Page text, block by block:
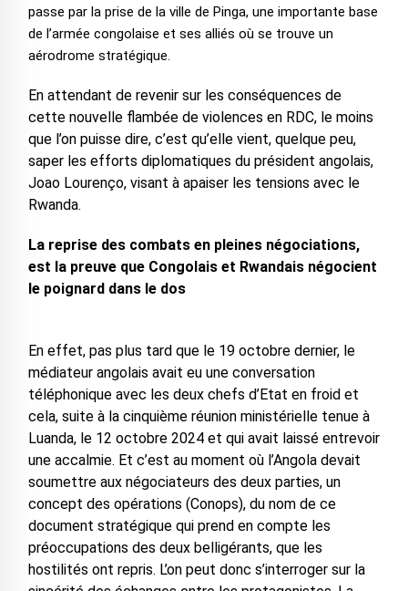
passe par la prise de la ville de Pinga, une importante base
de l’armée congolaise et ses alliés où se trouve un
aérodrome stratégique.
En attendant de revenir sur les conséquences de
cette nouvelle flambée de violences en RDC, le moins
que l’on puisse dire, c’est qu’elle vient, quelque peu,
saper les efforts diplomatiques du président angolais,
Joao Lourenço, visant à apaiser les tensions avec le
Rwanda.
La reprise des combats en pleines négociations,
est la preuve que Congolais et Rwandais négocient
le poignard dans le dos
En effet, pas plus tard que le 19 octobre dernier, le
médiateur angolais avait eu une conversation
téléphonique avec les deux chefs d’Etat en froid et
cela, suite à la cinquième réunion ministérielle tenue à
Luanda, le 12 octobre 2024 et qui avait laissé entrevoir
une accalmie. Et c’est au moment où l’Angola devait
soumettre aux négociateurs des deux parties, un
concept des opérations (Conops), du nom de ce
document stratégique qui prend en compte les
préoccupations des deux belligérants, que les
hostilités ont repris. L’on peut donc s’interroger sur la